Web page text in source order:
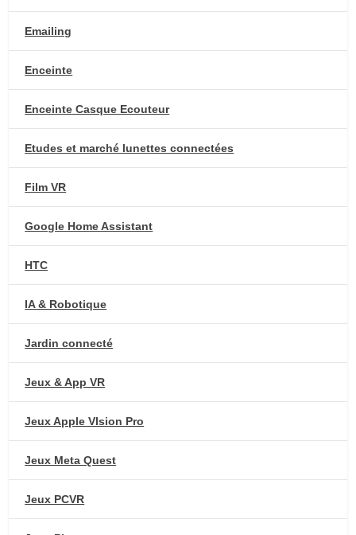
Emailing
Enceinte
Enceinte Casque Ecouteur
Etudes et marché lunettes connectées
Film VR
Google Home Assistant
HTC
IA & Robotique
Jardin connecté
Jeux & App VR
Jeux Apple VIsion Pro
Jeux Meta Quest
Jeux PCVR